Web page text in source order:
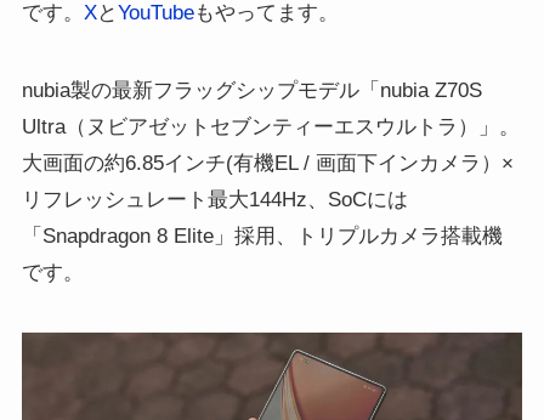
です。 XとYouTubeもやってます。
nubia製の最新フラッグシップモデル「nubia Z70S
Ultra（ヌビアゼットセブンティーエスウルトラ）」。
大画面の約6.85インチ(有機EL / 画面下インカメラ）×
リフレッシュレート最大144Hz、SoCには
「Snapdragon 8 Elite」採用、トリプルカメラ搭載機
です。